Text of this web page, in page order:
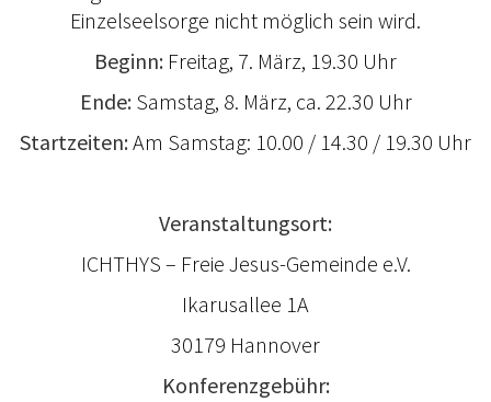
Einzelseelsorge nicht möglich sein wird.
Beginn: Freitag, 7. März, 19.30 Uhr
Ende:Samstag, 8. März, ca. 22.30 Uhr
Startzeiten:Am Samstag: 10.00 / 14.30 / 19.30 Uhr
Veranstaltungsort:
ICHTHYS – Freie Jesus-Gemeinde e.V.
Ikarusallee 1A
30179 Hannover
Konferenzgebühr: